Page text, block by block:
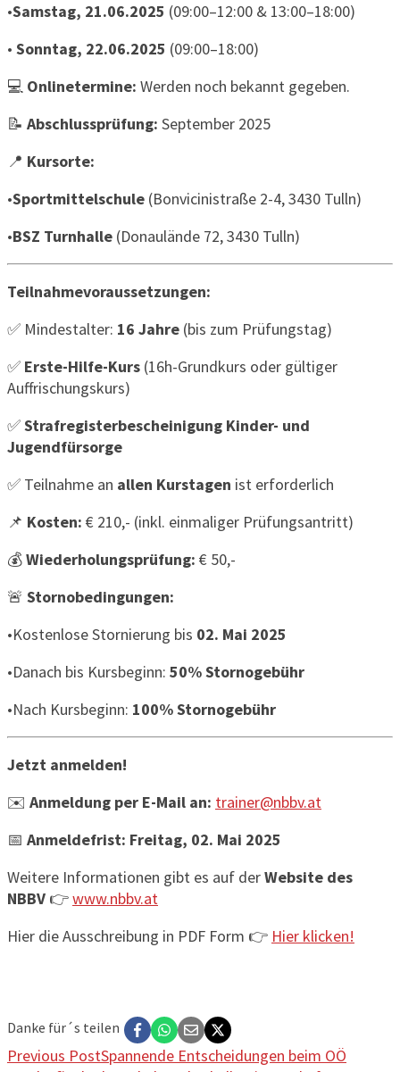
•Samstag, 21.06.2025 (09:00–12:00 & 13:00–18:00)
• Sonntag, 22.06.2025 (09:00–18:00)
💻 Onlinetermine: Werden noch bekannt gegeben.
📝 Abschlussprüfung: September 2025
📍 Kursorte:
•Sportmittelschule (Bonvicinistraße 2-4, 3430 Tulln)
•BSZ Turnhalle (Donaulände 72, 3430 Tulln)
Teilnahmevoraussetzungen:
✅ Mindestalter: 16 Jahre (bis zum Prüfungstag)
✅ Erste-Hilfe-Kurs (16h-Grundkurs oder gültiger
Auffrischungskurs)
✅Strafregisterbescheinigung Kinder- und
Jugendfürsorge
✅ Teilnahme an allen Kurstagen ist erforderlich
📌 Kosten: € 210,- (inkl. einmaliger Prüfungsantritt)
💰Wiederholungsprüfung: € 50,-
🚨 Stornobedingungen:
•Kostenlose Stornierung bis 02. Mai 2025
•Danach bis Kursbeginn: 50% Stornogebühr
•Nach Kursbeginn: 100% Stornogebühr
Jetzt anmelden!
✉️ Anmeldung per E-Mail an: trainer@nbbv.at
📅 Anmeldefrist: Freitag, 02. Mai 2025
Weitere Informationen gibt es auf derWebsite des
NBBV 👉www.nbbv.at
Hier die Ausschreibung in PDF Form 👉 Hier klicken!
Danke für´s teilen
Previous PostSpannende Entscheidungen beim OÖ